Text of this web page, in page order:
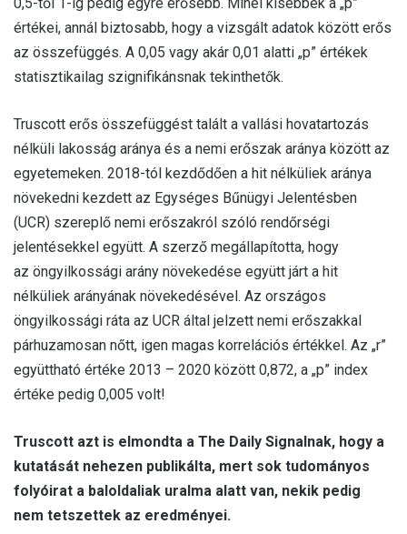
értékei, annál biztosabb, hogy a vizsgált adatok között erős
az összefüggés. A 0,05 vagy akár 0,01 alatti „p” értékek
statisztikailag szignifikánsnak tekinthetők.
Truscott erős összefüggést talált a vallási hovatartozás
nélküli lakosság aránya és a nemi erőszak aránya között az
egyetemeken. 2018-tól kezdődően a hit nélküliek aránya
növekedni kezdett az Egységes Bűnügyi Jelentésben
(UCR) szereplő nemi erőszakról szóló rendőrségi
jelentésekkel együtt. A szerző megállapította, hogy
az öngyilkossági arány növekedése együtt járt a hit
nélküliek arányának növekedésével. Az országos
öngyilkossági ráta az UCR által jelzett nemi erőszakkal
párhuzamosan nőtt, igen magas korrelációs értékkel. Az „r”
együttható értéke 2013 – 2020 között 0,872, a „p” index
értéke pedig 0,005 volt!
Truscott azt is elmondta a The Daily Signalnak, hogy a
kutatását nehezen publikálta, mert sok tudományos
folyóirat a baloldaliak uralma alatt van, nekik pedig
nem tetszettek az eredményei.